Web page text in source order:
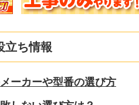
立ち情報
ーカーや型番の選び方